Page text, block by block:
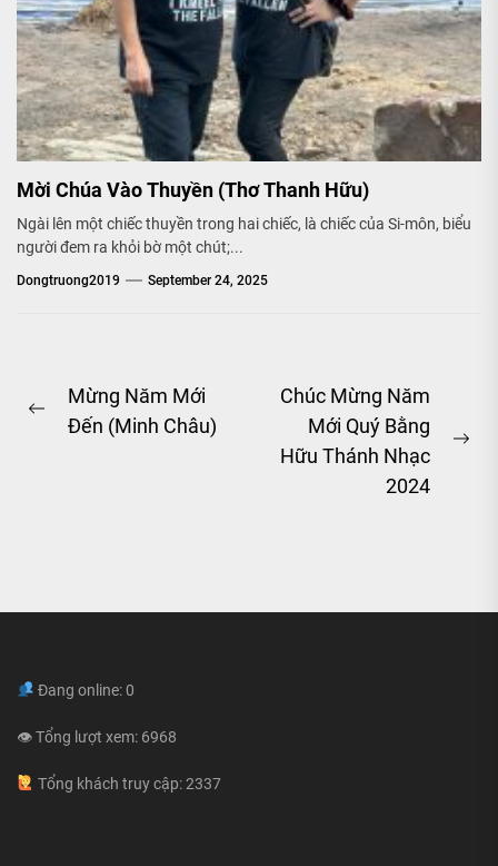
Mời Chúa Vào Thuyền (Thơ Thanh Hữu)
Ngài lên một chiếc thuyền trong hai chiếc, là chiếc của Si-môn, biểu
người đem ra khỏi bờ một chút;...
Dongtruong2019 September 24, 2025
Post
navigation
Previous
Mừng Năm Mới
Đến (Minh Châu)
Chúc Mừng Năm
Mới Quý Bằng
Hữu Thánh Nhạc
2024
Đang online: 0
👁 Tổng lượt xem: 6968
Tổng khách truy cập: 2337